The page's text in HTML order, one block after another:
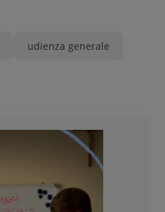
udienza generale